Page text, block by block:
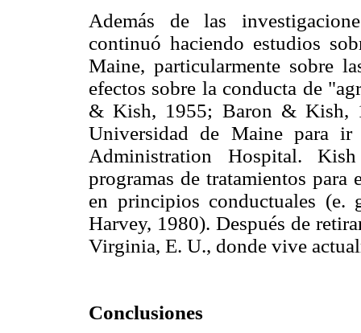
Además de las
continuó haciendo estudios
Maine, particularmente sobre
efectos sobre la conducta de
& Kish, 1955; Baron & Kish,
Universidad de Maine para
Administration Hospital.
programas de tratamientos
en principios conductuales
Harvey, 1980). Después de
Virginia, E. U., donde vive
Conclusiones